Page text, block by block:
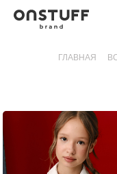
БРЕНД
ДЕТСКОЙ
ОДЕЖДЫ
ГЛАВНАЯ